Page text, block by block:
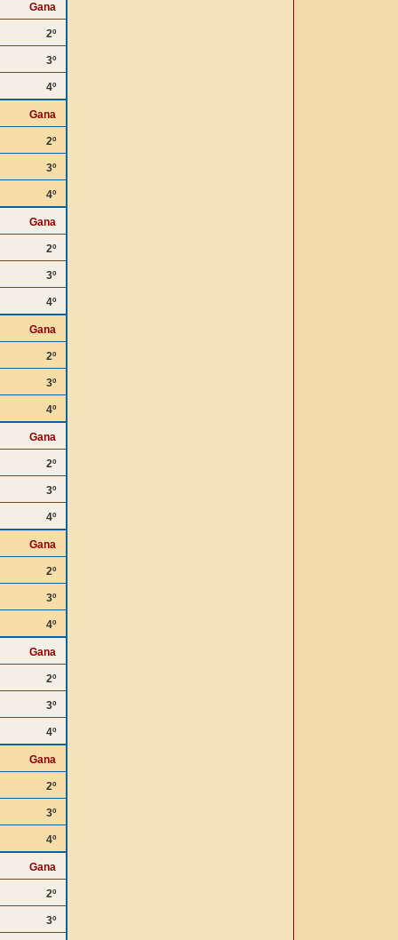
Gana
2º
3º
4º
Gana
2º
3º
4º
Gana
2º
3º
4º
Gana
2º
3º
4º
Gana
2º
3º
4º
Gana
2º
3º
4º
Gana
2º
3º
4º
Gana
2º
3º
4º
Gana
2º
3º